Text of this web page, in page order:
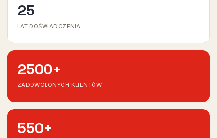
25
LAT DOŚWIADCZENIA
2500+
ZADOWOLONYCH KLIENTÓW
550+